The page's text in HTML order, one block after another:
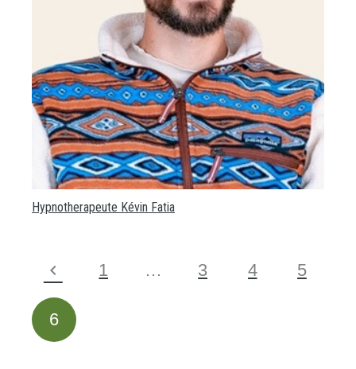
Hypnotherapeute Kévin Fatia
1 … 3 4 5
6